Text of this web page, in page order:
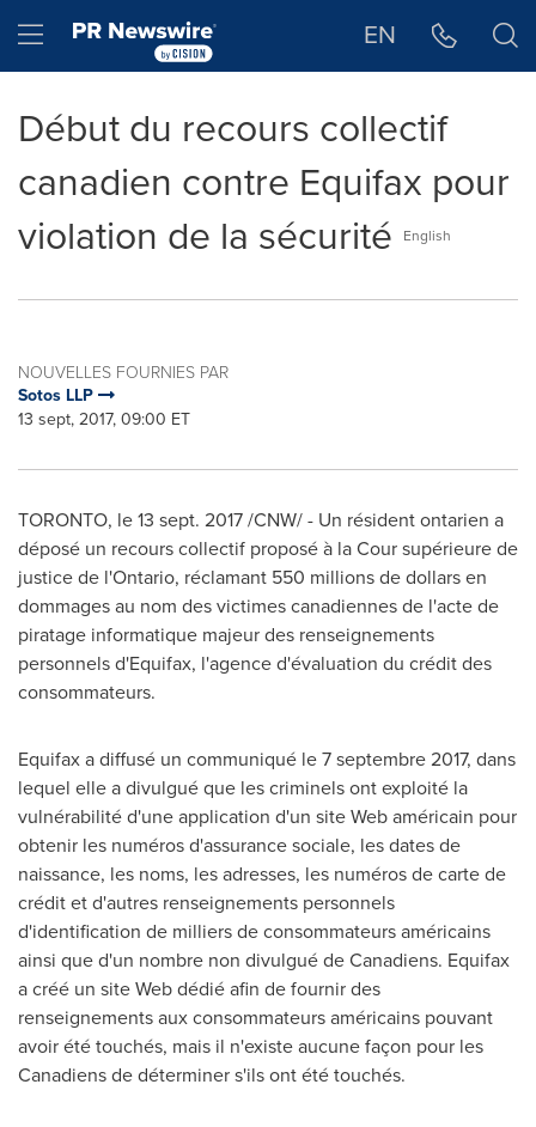
Hamburger menu EN
Début du recours collectif
canadien contre Equifax pour
violation de la sécurité
English
NOUVELLES FOURNIES PAR
Sotos LLP
13 sept, 2017, 09:00 ET
TORONTO, le 13 sept. 2017 /CNW/ - Un résident ontarien a
déposé un recours collectif proposé à la Cour supérieure de
justice de l'Ontario, réclamant 550 millions de dollars en
dommages au nom des victimes canadiennes de l'acte de
piratage informatique majeur des renseignements
personnels d'Equifax, l'agence d'évaluation du crédit des
consommateurs.
Equifax a diffusé un communiqué le 7 septembre 2017, dans
lequel elle a divulgué que les criminels ont exploité la
vulnérabilité d'une application d'un site Web américain pour
obtenir les numéros d'assurance sociale, les dates de
naissance, les noms, les adresses, les numéros de carte de
crédit et d'autres renseignements personnels
d'identification de milliers de consommateurs américains
ainsi que d'un nombre non divulgué de Canadiens. Equifax
a créé un site Web dédié afin de fournir des
renseignements aux consommateurs américains pouvant
avoir été touchés, mais il n'existe aucune façon pour les
Canadiens de déterminer s'ils ont été touchés.